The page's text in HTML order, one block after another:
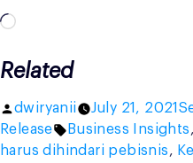
Loading…
Related
Posted
by
dwiryanii July 21, 2021
Release
Tags:
Business Insights,
harus dihindari pebisnis,